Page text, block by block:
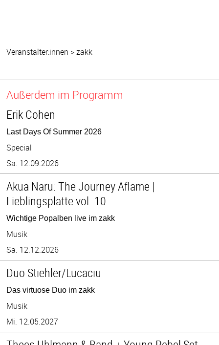
Veranstalter:innen > zakk
Außerdem im Programm
Erik Cohen
Last Days Of Summer 2026
Special
Sa. 12.09.2026
Akua Naru: The Journey Aflame |
Lieblingsplatte vol. 10
Wichtige Popalben live im zakk
Musik
Sa. 12.12.2026
Duo Stiehler/Lucaciu
Das virtuose Duo im zakk
Musik
Mi. 12.05.2027